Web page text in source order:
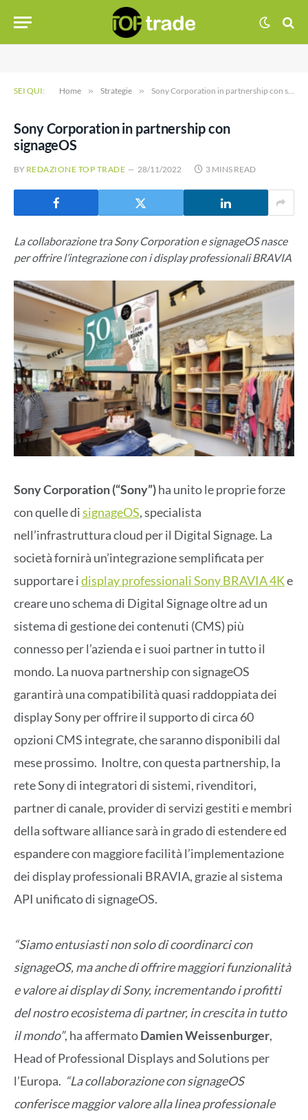
SEI QUI: Home » Strategie » Sony Corporation in partnership con signageOS
Sony Corporation in partnership con
signageOS
BY REDAZIONE TOP TRADE 28/11/2022 3 MINS READ
La collaborazione tra Sony Corporation e signageOS nasce
per offrire l’integrazione con i display professionali BRAVIA
Sony Corporation (“Sony”)ha unito le proprie forze
con quelle disignageOS, specialista
nell’infrastruttura cloud per il Digital Signage. La
società fornirà un’integrazione semplificata per
supportare idisplay professionali Sony BRAVIA 4Ke
creare uno schema di Digital Signage oltre ad un
sistema di gestione dei contenuti (CMS) più
connesso per l’azienda e i suoi partner in tutto il
mondo. La nuova partnership con signageOS
garantirà una compatibilità quasi raddoppiata dei
display Sony per offrire il supporto di circa 60
opzioni CMS integrate, che saranno disponibili dal
mese prossimo. Inoltre, con questa partnership, la
rete Sony di integratori di sistemi, rivenditori,
partner di canale, provider di servizi gestiti e membri
della software alliance sarà in grado di estendere ed
espandere con maggiore facilità l’implementazione
dei display professionali BRAVIA, grazie al sistema
API unificato di signageOS.
“Siamo entusiasti non solo di coordinarci con
signageOS, ma anche di offrire maggiori funzionalità
e valore ai display di Sony, incrementando i profitti
del nostro ecosistema di partner, in crescita in tutto
il mondo”, ha affermatoDamien Weissenburger,
Head of Professional Displays and Solutions per
l’Europa. “La collaborazione con signageOS
conferisce maggior valore alla linea professionale